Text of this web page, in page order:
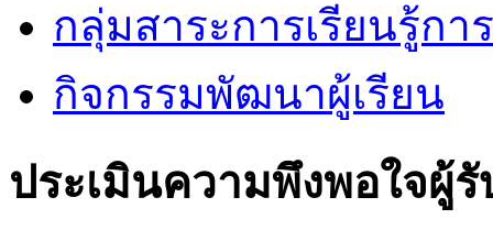
กลุ่มสาระการเรียนรู้กา
กิจกรรมพัฒนาผู้เรียน
ประเมินความพึงพอใจผู้รั